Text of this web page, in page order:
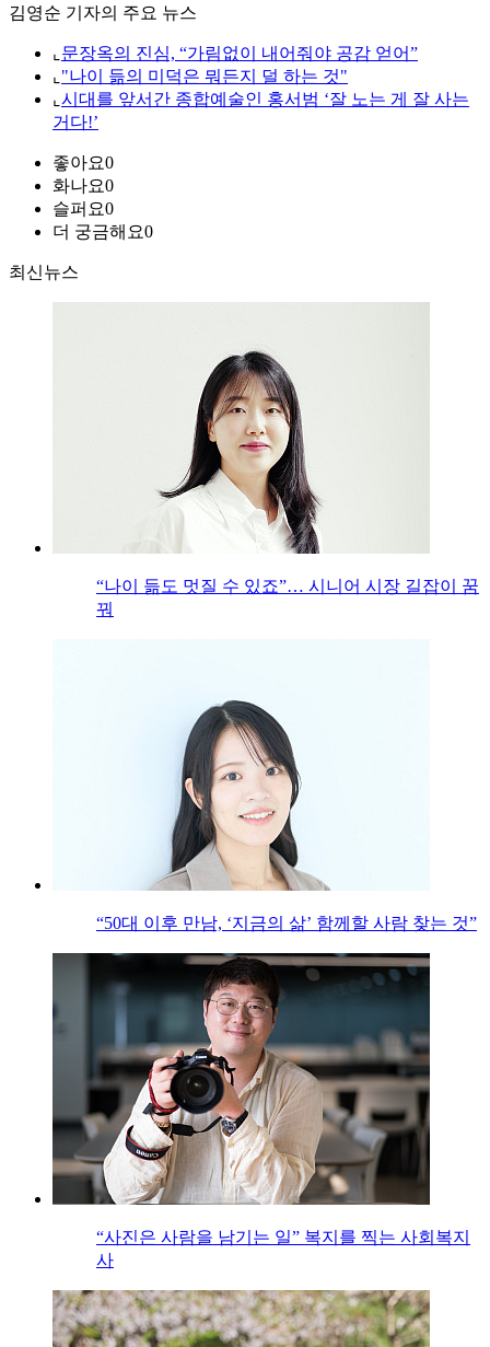
김영순 기자의 주요 뉴스
⌞ 문장옥의 진심, “가림없이 내어줘야 공감 얻어”
⌞ "나이 듦의 미덕은 뭐든지 덜 하는 것"
⌞ 시대를 앞서간 종합예술인 홍서범 ‘잘 노는 게 잘 사는
거다!’
좋아요0
화나요0
슬퍼요0
더 궁금해요0
최신뉴스
“나이 듦도 멋질 수 있죠”… 시니어 시장 길잡이 꿈
꿔
“50대 이후 만남, ‘지금의 삶’ 함께할 사람 찾는 것”
“사진은 사람을 남기는 일” 복지를 찍는 사회복지
사